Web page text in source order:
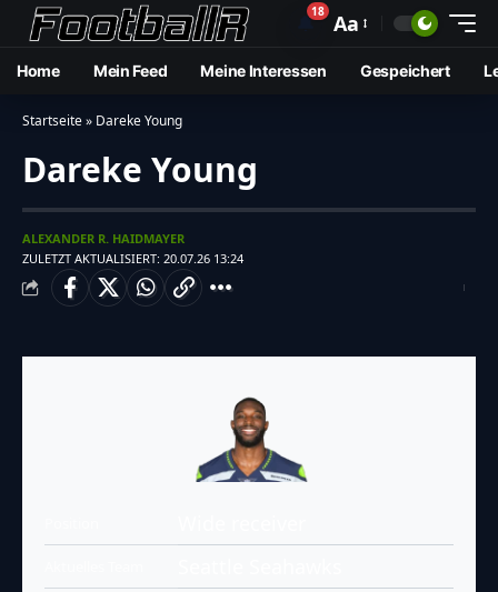
🔔18 Aa
Home Mein Feed Meine Interessen Gespeichert
Startseite» Dareke Young
Dareke Young
ZULETZT AKTUALISIERT: 20.07.26 13:24
ALEXANDER R. HAIDMAYER